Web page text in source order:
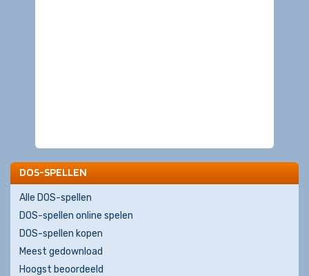
DOS-SPELLEN
Alle DOS-spellen
DOS-spellen online spelen
DOS-spellen kopen
Meest gedownload
Hoogst beoordeeld